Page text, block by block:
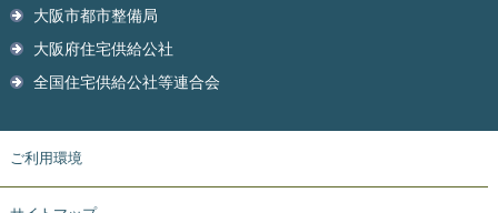
大阪市都市整備局
大阪府住宅供給公社
全国住宅供給公社等連合会
ご利用環境